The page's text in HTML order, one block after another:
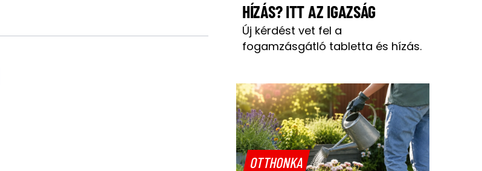
HÍZÁS? ITT AZ IGAZSÁG
Új kérdést vet fel a
fogamzásgátló tabletta és hízás.
OTTHONKA